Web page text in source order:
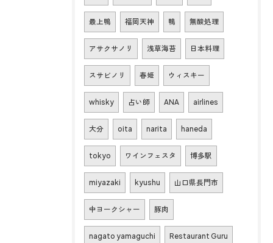
最上鴨 福岡天神 鴨 無酸処理
アサクサノリ 浅草海苔 日本料理
スサビノリ 春姫 ウィスキー
whisky 占い師 ANA airlines
大分 oita narita haneda
tokyo ワインフェスタ 博多駅
miyazaki kyushu 山口県長門市
中ヨークシャー 豚肉
nagato yamaguchi Restaurant Guru